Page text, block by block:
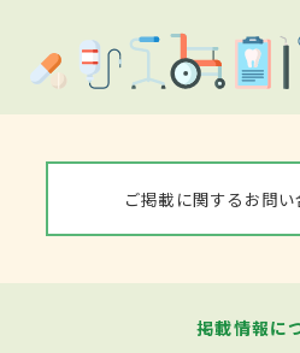
ご掲載に関するお問
掲載情報に